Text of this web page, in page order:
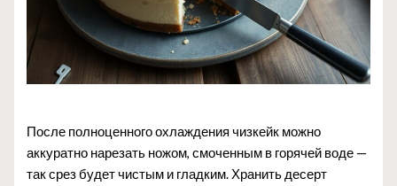
После полноценного охлаждения чизкейк можно
аккуратно нарезать ножом, смоченным в горячей воде —
так срез будет чистым и гладким. Хранить десерт